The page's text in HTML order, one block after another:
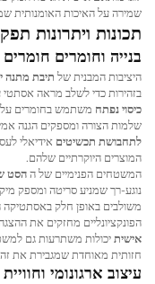
שמירה על האיכות האומנותית
תכונות ויתרונות
בנייה וחומרים חומרים
היציבות המבנית של תיבת מתנה
בזהירות כדי לשלב מראה
כיסוי נפתח משתמש בחומרים
שלמות הצורה ומספקים הגנה
לתחבושת תכשיטים אידיאלי
המוצרים היוקרתיים שלהם.
המשטחים הפנימיים של ההסט
נוגע-רך שמניע סריטה ומספק
משולבים באופן חלק
הפונקציונליים מחזקים את
אישיתיכולות משתרעות גם
חזותית מאוחדת שמגבירת את
עיצוב ארגונומי